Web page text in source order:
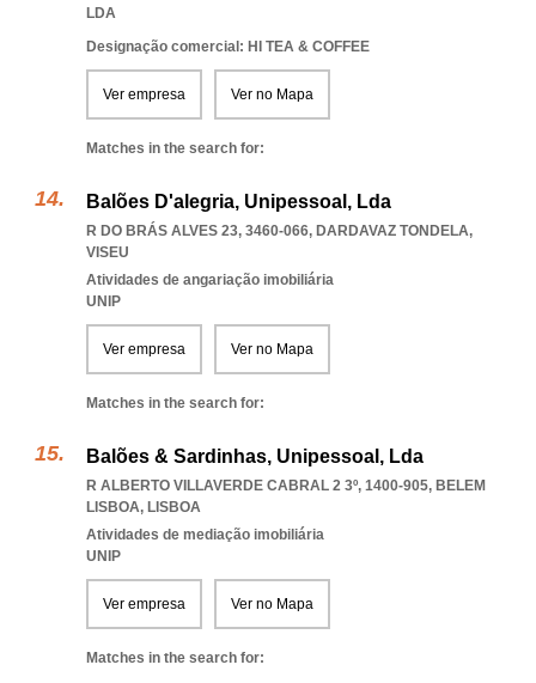
LDA
Designação comercial: HI TEA & COFFEE
Ver empresa Ver no Mapa
Matches in the search for:
Balões D'alegria, Unipessoal, Lda
R DO BRÁS ALVES 23, 3460-066, DARDAVAZ TONDELA,
VISEU
Atividades de angariação imobiliária
UNIP
Ver empresa Ver no Mapa
Matches in the search for:
Balões & Sardinhas, Unipessoal, Lda
R ALBERTO VILLAVERDE CABRAL 2 3º, 1400-905, BELEM
LISBOA, LISBOA
Atividades de mediação imobiliária
UNIP
Ver empresa Ver no Mapa
Matches in the search for: